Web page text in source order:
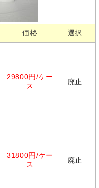
価格 選択
29800円/ケー
ス
廃止
31800円/ケー
ス
廃止